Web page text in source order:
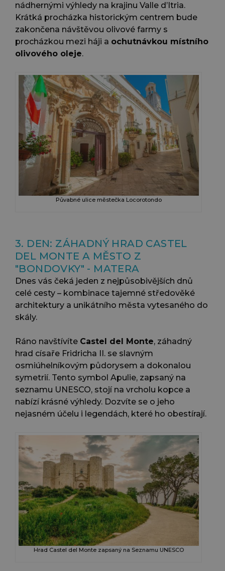
nádhernými výhledy na krajinu Valle d’Itria.
Krátká procházka historickým centrem bude
zakončena návštěvou olivové farmy s
procházkou mezi háji a ochutnávkou místního
olivového oleje.
Půvabné ulice městečka Locorotondo
3. DEN: ZÁHADNÝ HRAD CASTEL
DEL MONTE A MĚSTO Z
"BONDOVKY" - MATERA
Dnes vás čeká jeden z nejpůsobivějších dnů
celé cesty – kombinace tajemné středověké
architektury a unikátního města vytesaného do
skály.
Ráno navštívíte Castel del Monte, záhadný
hrad císaře Fridricha II. se slavným
osmiúhelníkovým půdorysem a dokonalou
symetrií. Tento symbol Apulie, zapsaný na
seznamu UNESCO, stojí na vrcholu kopce a
nabízí krásné výhledy. Dozvíte se o jeho
nejasném účelu i legendách, které ho obestírají.
Hrad Castel del Monte zapsaný na Seznamu UNESCO